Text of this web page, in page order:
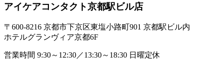
アイケアコンタクト京都駅ビル店
〒600-8216 京都市下京区東塩小路町901 京都駅ビル内
ホテルグランヴィア京都6F
営業時間 9:30～12:30／13:30～18:30 日曜定休